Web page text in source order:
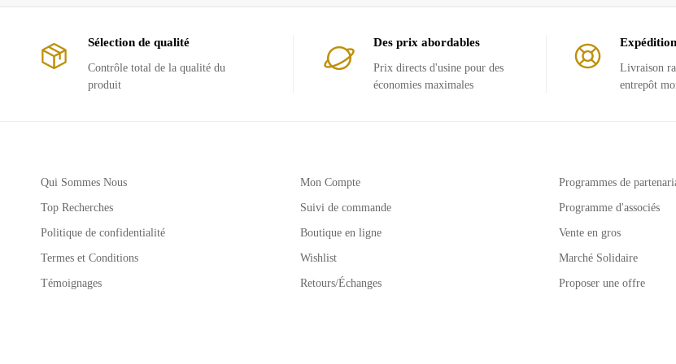
Sélection de qualité
Contrôle total de la qualité du
produit
Des prix abordables
Prix ​​directs d'usine pour des
économies maximales
Livraison
entrepôt
Qui Sommes Nous
Top Recherches
Politique de confidentialité
Termes et Conditions
Témoignages
Mon Compte
Suivi de commande
Boutique en ligne
Wishlist
Retours/Échanges
Programmes de
Programme d'associés
Vente en gros
Marché Solidaire
Proposer une offre